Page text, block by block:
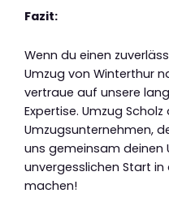
Fazit:
Wenn du einen
Umzug von Winterthur
vertraue auf unsere
Expertise. Umzug
Umzugsunternehmen,
uns gemeinsam deinen
unvergesslichen Start in
machen!